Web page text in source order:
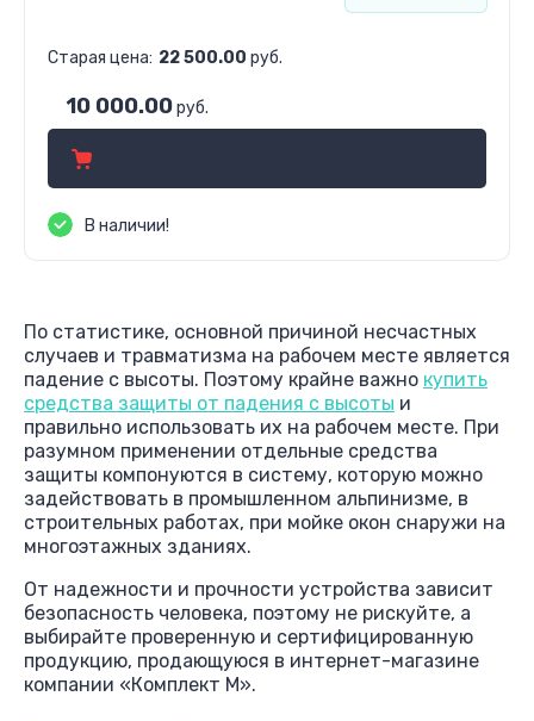
Старая цена: 22 500.00 руб.
10 000.00руб.
В наличии!
По статистике, основной причиной несчастных
случаев и травматизма на рабочем месте является
падение с высоты. Поэтому крайне важно купить
средства защиты от падения с высоты и
правильно использовать их на рабочем месте. При
разумном применении отдельные средства
защиты компонуются в систему, которую можно
задействовать в промышленном альпинизме, в
строительных работах, при мойке окон снаружи на
многоэтажных зданиях.
От надежности и прочности устройства зависит
безопасность человека, поэтому не рискуйте, а
выбирайте проверенную и сертифицированную
продукцию, продающуюся в интернет-магазине
компании «Комплект М».